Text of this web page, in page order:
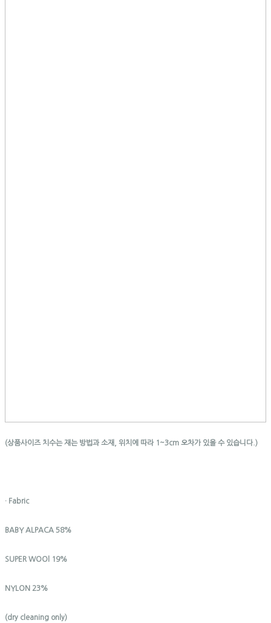
(상품사이즈 치수는 재는 방법과 소재, 위치에 따라 1~3cm 오차가 있을 수 있습니다.)
· Fabric
BABY ALPACA 58%
SUPER WOOl 19%
NYLON 23%
(dry cleaning only)